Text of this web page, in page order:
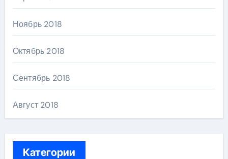
Ноябрь 2018
Октябрь 2018
Сентябрь 2018
Август 2018
Категории